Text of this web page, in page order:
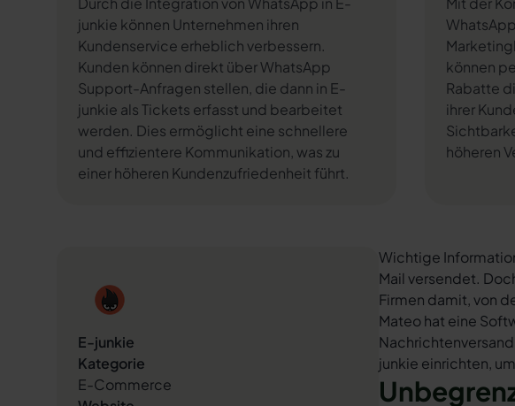
junkie können Unternehmen ihren
Kundenservice erheblich verbessern.
Kunden können direkt über WhatsApp
Support-Anfragen stellen, die dann in E-
junkie als Tickets erfasst und bearbeitet
werden. Dies ermöglicht eine schnellere
und effizientere Kommunikation, was zu
einer höheren Kundenzufriedenheit führt.
können
Rabatte
ihrer
höheren
E-junkie
Kategorie
E-Commerce
Wichtige
Mail versendet.
Firmen damit, von
Mateo hat eine
junkie einrichten,